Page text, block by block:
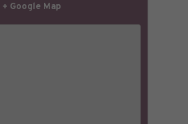
+ Google Map